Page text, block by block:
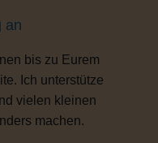
an
bis zu Eurem
Ich unterstütze
vielen kleinen
machen.